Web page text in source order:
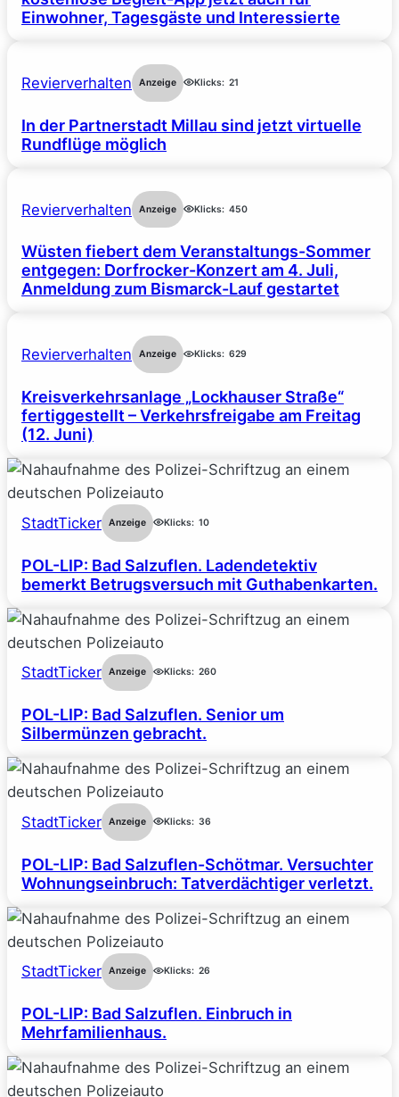
Einwohner, Tagesgäste und Interessierte
Revierverhalten Anzeige Klicks: 21
In der Partnerstadt Millau sind jetzt virtuelle
Rundflüge möglich
Revierverhalten Anzeige Klicks: 450
Wüsten fiebert dem Veranstaltungs-Sommer
entgegen: Dorfrocker-Konzert am 4. Juli,
Anmeldung zum Bismarck-Lauf gestartet
Revierverhalten Anzeige Klicks: 629
Kreisverkehrsanlage „Lockhauser Straße“
fertiggestellt – Verkehrsfreigabe am Freitag
(12. Juni)
StadtTicker Anzeige Klicks: 10
POL-LIP: Bad Salzuflen. Ladendetektiv
bemerkt Betrugsversuch mit Guthabenkarten.
StadtTicker Anzeige Klicks: 260
POL-LIP: Bad Salzuflen. Senior um
Silbermünzen gebracht.
StadtTicker Anzeige Klicks: 36
POL-LIP: Bad Salzuflen-Schötmar. Versuchter
Wohnungseinbruch: Tatverdächtiger verletzt.
StadtTicker Anzeige Klicks: 26
POL-LIP: Bad Salzuflen. Einbruch in
Mehrfamilienhaus.